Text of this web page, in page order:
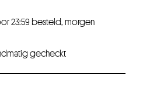
23:59 besteld, morgen
gecheckt